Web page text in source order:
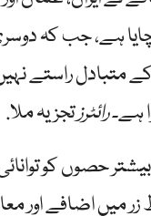
ہے، جب کہ
راستے نہیں
ہے۔رائٹرزتجزیہ ملا.
حصوں کو
میں اضافے اور